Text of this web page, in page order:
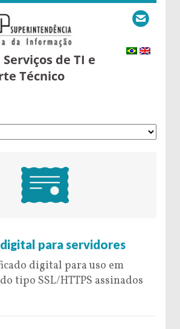
de TI e
Técnico
para servidores
digital para uso em
tipo SSL/HTTPS assinados